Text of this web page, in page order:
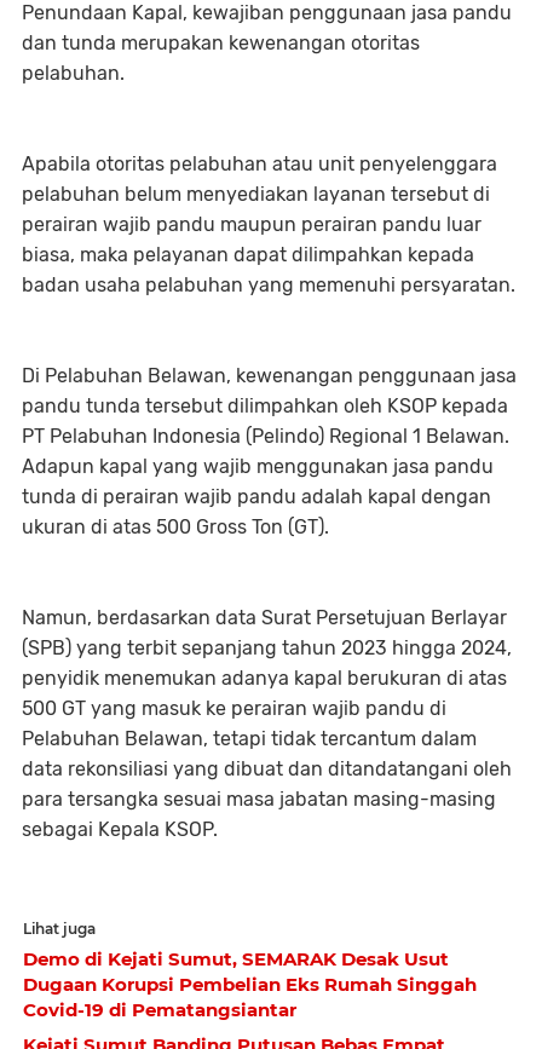
Penundaan Kapal, kewajiban penggunaan jasa pandu
dan tunda merupakan kewenangan otoritas
pelabuhan.
Apabila otoritas pelabuhan atau unit penyelenggara
pelabuhan belum menyediakan layanan tersebut di
perairan wajib pandu maupun perairan pandu luar
biasa, maka pelayanan dapat dilimpahkan kepada
badan usaha pelabuhan yang memenuhi persyaratan.
Di Pelabuhan Belawan, kewenangan penggunaan jasa
pandu tunda tersebut dilimpahkan oleh KSOP kepada
PT Pelabuhan Indonesia (Pelindo) Regional 1 Belawan.
Adapun kapal yang wajib menggunakan jasa pandu
tunda di perairan wajib pandu adalah kapal dengan
ukuran di atas 500 Gross Ton (GT).
Namun, berdasarkan data Surat Persetujuan Berlayar
(SPB) yang terbit sepanjang tahun 2023 hingga 2024,
penyidik menemukan adanya kapal berukuran di atas
500 GT yang masuk ke perairan wajib pandu di
Pelabuhan Belawan, tetapi tidak tercantum dalam
data rekonsiliasi yang dibuat dan ditandatangani oleh
para tersangka sesuai masa jabatan masing-masing
sebagai Kepala KSOP.
Lihat juga
Demo di Kejati Sumut, SEMARAK Desak Usut
Dugaan Korupsi Pembelian Eks Rumah Singgah
Covid-19 di Pematangsiantar